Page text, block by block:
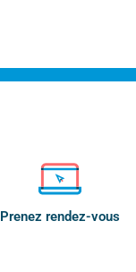
Prenez rendez-vous